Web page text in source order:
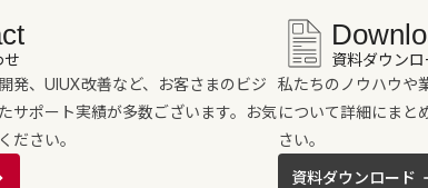
せ
発、UIUX改善など、お客さまのビジ
サポート実績が多数ございます。お気
ださい。
資料ダウンロ
私たちのノウハウや
について詳細にまと
さい。
資料ダウンロード